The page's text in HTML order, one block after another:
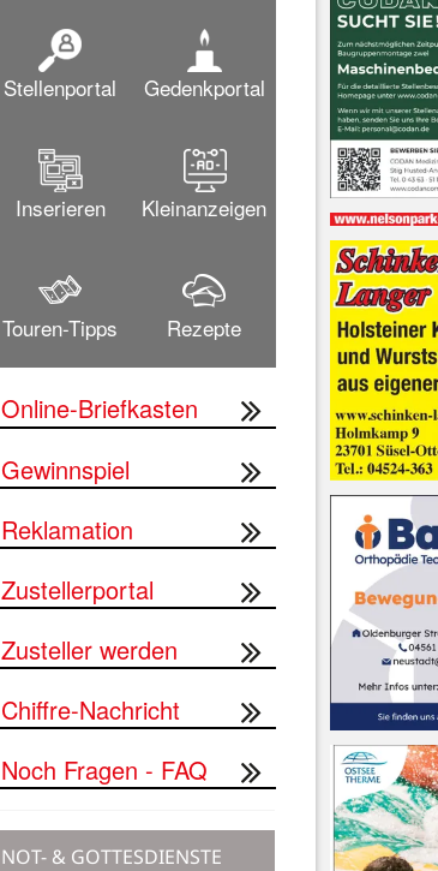
Stellenportal Gedenkportal
Inserieren Kleinanzeigen
Touren-Tipps Rezepte
Online-Briefkasten
Gewinnspiel
Reklamation
Zustellerportal
Zusteller werden
Chiffre-Nachricht
Noch Fragen - FAQ
NOT- & GOTTESDIENSTE